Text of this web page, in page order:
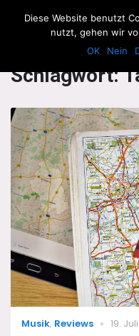
The
Schlagwort:
Categories
Musik, Reviews 19.
Diese Website benutzt
nutzt, gehen wir
OK
Nein